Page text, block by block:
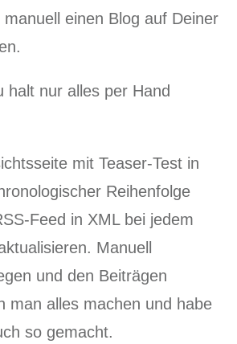
einen Blog auf Deiner
halt nur alles per Hand
mit Teaser-Test in
Reihenfolge
Feed in XML bei jedem
Manuell
und den Beiträgen
man alles machen und habe
so gemacht.